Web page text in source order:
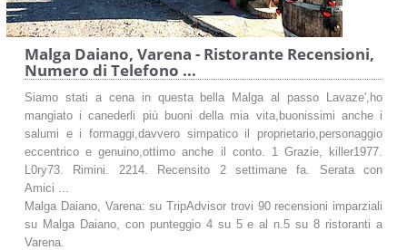
Malga Daiano, Varena - Ristorante Recensioni,
Numero di Telefono ...
Siamo stati a cena in questa bella Malga al passo Lavaze',ho
mangiato i canederli più buoni della mia vita,buonissimi anche i
salumi e i formaggi,davvero simpatico il proprietario,personaggio
eccentrico e genuino,ottimo anche il conto. 1 Grazie, killer1977.
L0ry73. Rimini. 2214. Recensito 2 settimane fa. Serata con
Amici ...
Malga Daiano, Varena: su TripAdvisor trovi 90 recensioni imparziali
su Malga Daiano, con punteggio 4 su 5 e al n.5 su 8 ristoranti a
Varena.